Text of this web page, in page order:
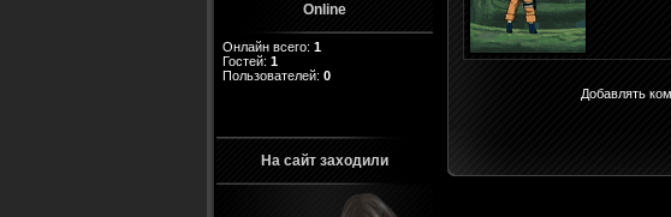
Online
Онлайн всего: 1
Гостей: 1
Пользователей: 0
На сайт заходили
Добавлять